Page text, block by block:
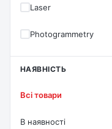
Laser
Photogrammetry
НАЯВНІСТЬ
Всі товари
В наявності